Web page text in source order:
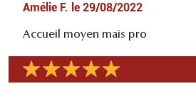
Amélie F. le 29/08/2022
Accueil moyen mais pro